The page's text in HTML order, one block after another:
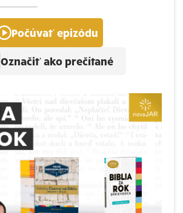
Počúvať epizódu
Označiť ako prečítané